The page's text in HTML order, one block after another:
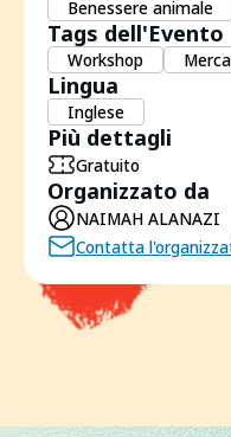
Benessere animale
Tags dell'Evento
Workshop
Lingua
Inglese
Più dettagli
Gratuito
Organizzato da
NAIMAH ALANAZI
Contatta